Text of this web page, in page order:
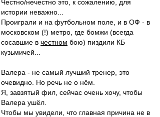
Честно/нечестно это, к сожалению, для
истории неважно...
Проиграли и на футбольном поле, и в ОФ - в
московском (!) метро, где бомжи (всегда
сосавшие в честном бою) пиздили КБ
кузьмичей...
Валера - не самый лучший тренер, это
очевидно. Но речь не о нём.
Я, завзятый фил, сейчас очень хочу, чтобы
Валера ушёл.
Чтобы мы увидели, что главная причина не в